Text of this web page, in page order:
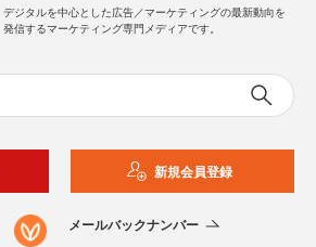
デジタルを中心とした広告／マーケティングの最新動向を
発信するマーケティング専門メディアです。
新規会員登録
メールバックナンバー